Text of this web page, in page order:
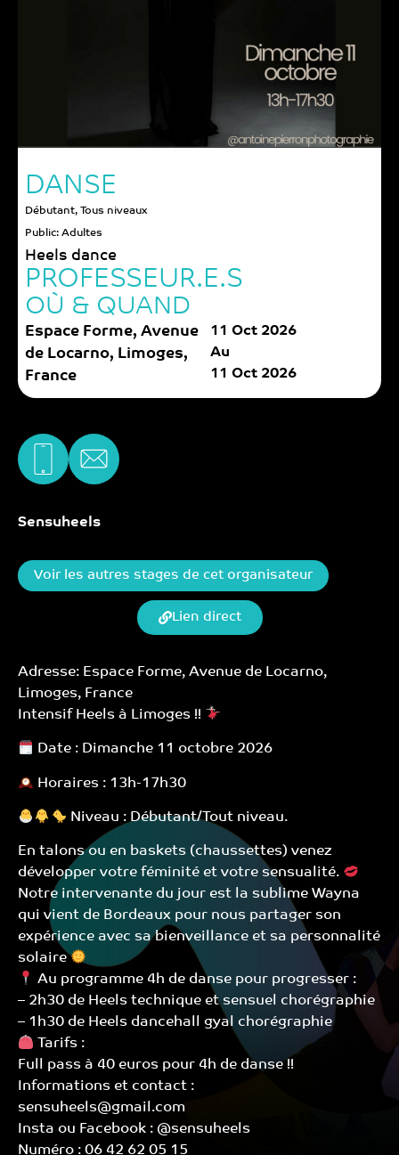
DANSE
Débutant,Tous niveaux
Public:Adultes
Heels dance
PROFESSEUR.E.S
OÙ & QUAND
Espace Forme, Avenue
de Locarno, Limoges,
France
11 Oct 2026
Au
11 Oct 2026
Sensuheels
Voir les autres stages de cet organisateur
Lien direct
Adresse: Espace Forme, Avenue de Locarno,
Limoges, France
Intensif Heels à Limoges !!
Date : Dimanche 11 octobre 2026
Horaires : 13h-17h30
Niveau : Débutant/Tout niveau.
En talons ou en baskets (chaussettes) venez
développer votre féminité et votre sensualité.
Notre intervenante du jour est la sublime Wayna
qui vient de Bordeaux pour nous partager son
expérience avec sa bienveillance et sa personnalité
solaire
Au programme 4h de danse pour progresser :
– 2h30 de Heels technique et sensuel chorégraphie
– 1h30 de Heels dancehall gyal chorégraphie
Tarifs :
Full pass à 40 euros pour 4h de danse !!
Informations et contact :
sensuheels@gmail.com
Insta ou Facebook : @sensuheels
Numéro : 06 42 62 05 15